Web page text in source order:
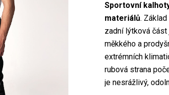
Sportovní
materiálů.
zadní lýtková
měkkého a
extrémních
rubová strana
je nesrážlivý,